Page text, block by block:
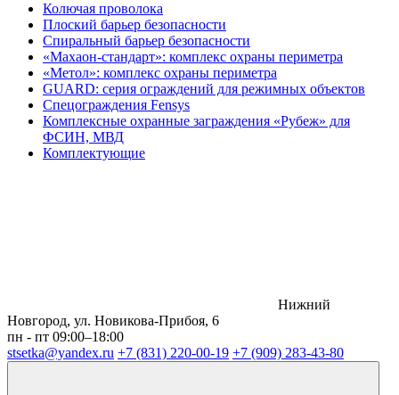
Колючая проволока
Плоский барьер безопасности
Спиральный барьер безопасности
«Махаон-стандарт»: комплекс охраны периметра
«Метол»: комплекс охраны периметра
GUARD: серия ограждений для режимных объектов
Спецограждения Fensys
Комплексные охранные заграждения «Рубеж» для
ФСИН, МВД
Комплектующие
Нижний
Новгород, ул. Новикова-Прибоя, 6
пн - пт 09:00–18:00
stsetka@yandex.ru +7 (831) 220-00-19 +7 (909) 283-43-80